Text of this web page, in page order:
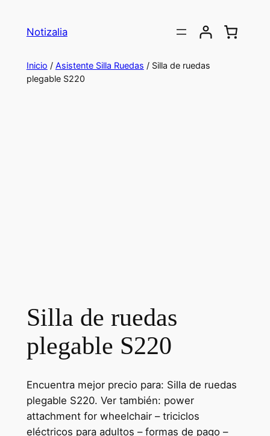
Notizalia
Inicio / Asistente Silla Ruedas / Silla de ruedas
plegable S220
Silla de ruedas
plegable S220
Encuentra mejor precio para: Silla de ruedas
plegable S220. Ver también: power
attachment for wheelchair – triciclos
eléctricos para adultos – formas de pago –